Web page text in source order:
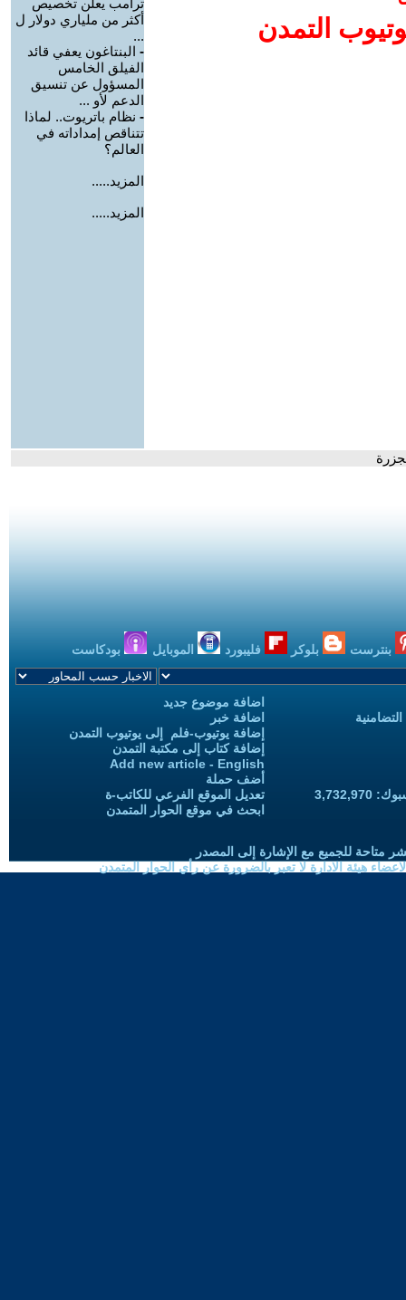
التمدن
ترامب يعلن تخصيص
أكثر من ملياري دولار ل
...
- البنتاغون يعفي قائد
الفيلق الخامس
المسؤول عن تنسيق
الدعم لأو ...
- نظام باتريوت.. لماذا
تتناقص إمداداته في
العالم؟
المزيد.....
المزيد.....
بنترست بلوكر فليبورد الموبايل بودكاست
اضافة موضوع جديد
اضافة خبر
إضافة يوتيوب-فلم إلى يوتيوب التمدن
إضافة كتاب إلى مكتبة التمدن
Add new article - English
أضف حملة
تعديل الموقع الفرعي للكاتب-ة
ابحث في موقع الحوار المتمدن
متاحة للجميع مع الإشارة إلى المصدر
هيئة الادارة لا تعبر بالضرورة عن رأي الحوار المتمدن